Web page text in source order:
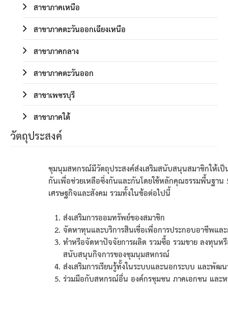
สาขาภาคเหนือ
สาขาภาคตะวันออกเฉียงเหนือ
สาขาภาคกลาง
สาขาภาคตะวันออก
สาขาเพชรบุรี
สาขาภาคใต้
วัตถุประสงค์
ชุมนุมสหกรณ์มีวัตถุประสงค์ส่งเสริมสนับสนุนสมาชิกให้เป็
กันเพื่อช่วยเหลือซึ่งกันและกันโดยใช้หลักคุณธรรมพื้นฐาน
เศรษฐกิจและสังคม รวมทั้งในข้อต่อไปนี้
1. ส่งเสริมการออมทรัพย์ของสมาชิก
2. จัดหาทุนและบริการสินเชื่อเพื่อการประกอบอาชีพแล
3. ทำหรือจัดหาปัจจัยการผลิต รวมซื้อ รวมขาย ลงทุน
สนับสนุนกิจการของชุมนุมสหกรณ์
4. ส่งเสริมการเรียนรู้ทั้งในระบบและนอกระบบ และพั
5. ร่วมมือกับสหกรณ์อื่น องค์กรชุมชน ภาคเอกชน และ